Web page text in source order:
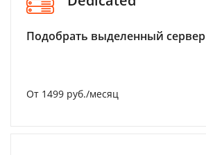
Подобрать выделенный сервер
От 1499 руб./месяц